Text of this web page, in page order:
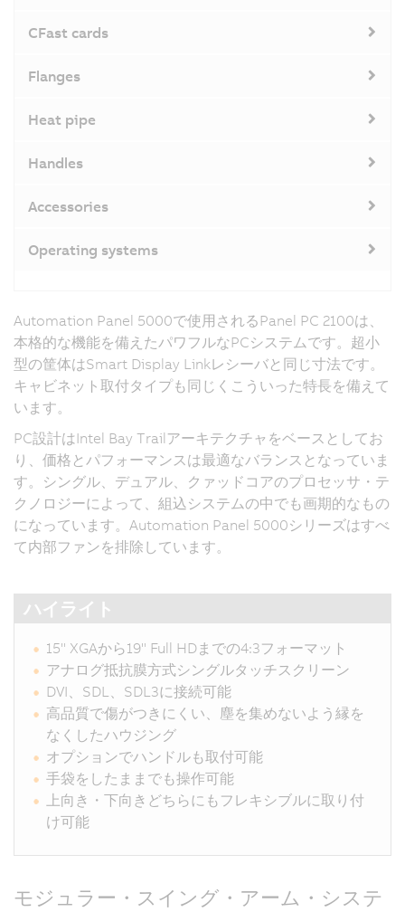
CFast cards
Flanges
Heat pipe
Handles
Accessories
Operating systems
Automation Panel 5000で使用されるPanel PC 2100は、
本格的な機能を備えたパワフルなPCシステムです。超小
型の筐体はSmart Display Linkレシーバと同じ寸法です。
キャビネット取付タイプも同じくこういった特長を備えて
います。
PC設計はIntel Bay Trailアーキテクチャをベースとしてお
り、価格とパフォーマンスは最適なバランスとなっていま
す。シングル、デュアル、クァッドコアのプロセッサ・テ
クノロジーによって、組込システムの中でも画期的なもの
になっています。Automation Panel 5000シリーズはすべ
て内部ファンを排除しています。
ハイライト
15" XGAから19" Full HDまでの4:3フォーマット
アナログ抵抗膜方式シングルタッチスクリーン
DVI、SDL、SDL3に接続可能
高品質で傷がつきにくい、塵を集めないよう縁を
なくしたハウジング
オプションでハンドルも取付可能
手袋をしたままでも操作可能
上向き・下向きどちらにもフレキシブルに取り付
け可能
モジュラー・スイング・アーム・システ